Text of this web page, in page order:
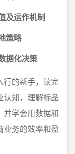
及运作机制
策略
据化决策
行的新手，读完
认知，理解标品
并学会用数据和
业务的效率和盈